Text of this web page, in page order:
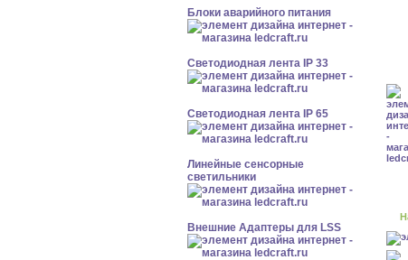
Блоки аварийного питания
Светодиодная лента IP 33
Светодиодная лента IP 65
Линейные сенсорные
светильники
Внешние Адаптеры для LSS